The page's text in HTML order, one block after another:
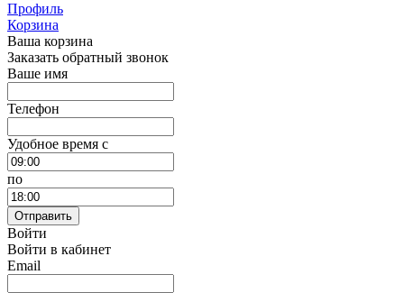
Профиль
Корзина
Ваша корзина
Заказать обратный звонок
Ваше имя
Телефон
Удобное время c
по
Отправить
Войти
Войти в кабинет
Email